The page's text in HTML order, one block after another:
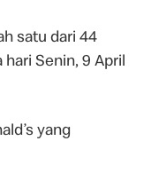
satu dari 44
Senin, 9 April
yang